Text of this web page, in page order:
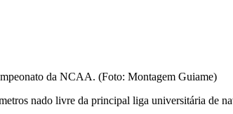
da NCAA. (Foto: Montagem Guiame)
nado livre da principal liga universitária de